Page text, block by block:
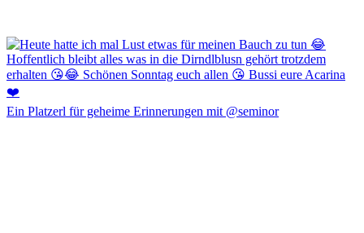
Ein Platzerl für geheime Erinnerungen mit @seminor